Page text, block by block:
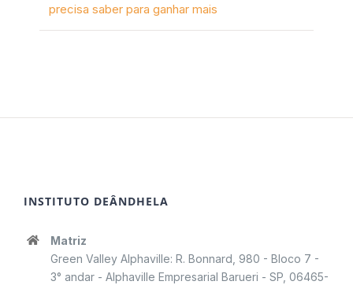
precisa saber para ganhar mais
INSTITUTO DEÂNDHELA
Matriz
Green Valley Alphaville: R. Bonnard, 980 - Bloco 7 -
3° andar - Alphaville Empresarial Barueri - SP, 06465-